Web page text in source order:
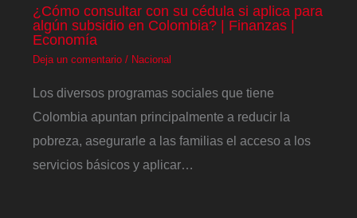
¿Cómo consultar con su cédula si aplica para
algún subsidio en Colombia? | Finanzas |
Economía
Deja un comentario / Nacional
Los diversos programas sociales que tiene
Colombia apuntan principalmente a reducir la
pobreza, asegurarle a las familias el acceso a los
servicios básicos y aplicar…